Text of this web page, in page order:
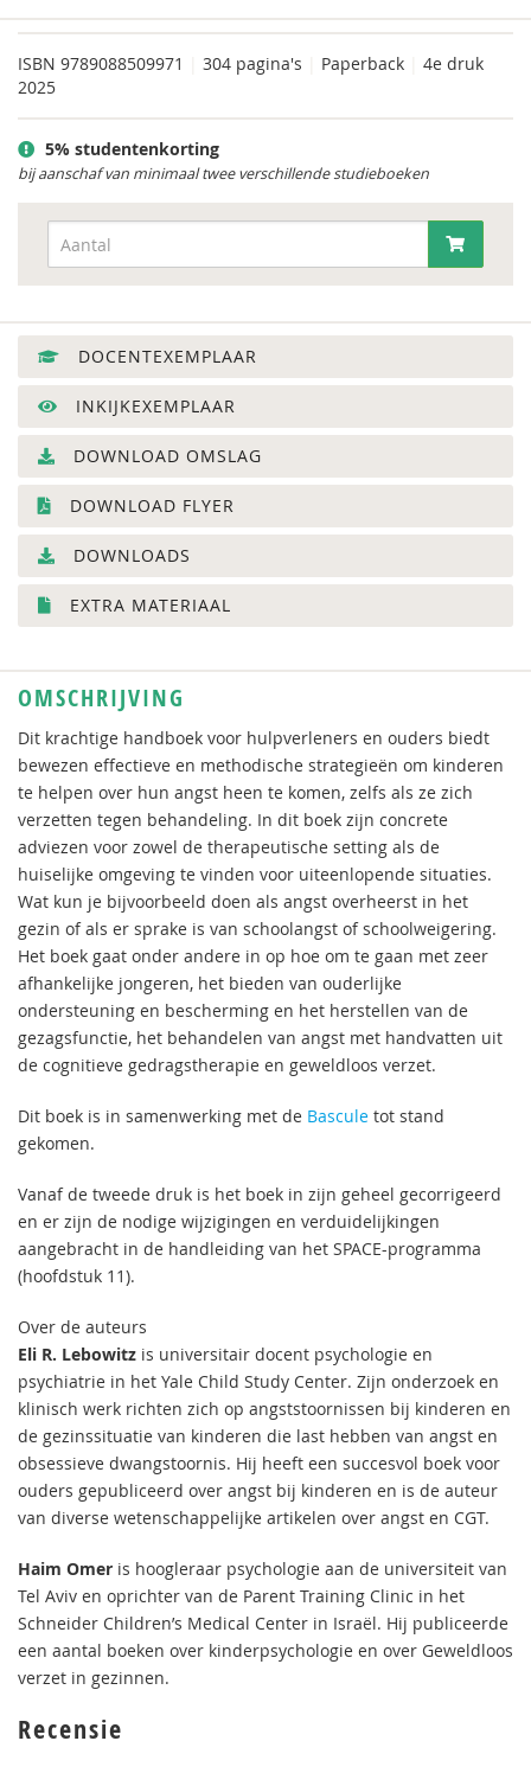
ISBN 9789088509971 304 pagina's Paperback
4e druk
2025
5% studentenkorting
bij aanschaf van minimaal twee verschillende studieboeken
DOCENTEXEMPLAAR
INKIJKEXEMPLAAR
DOWNLOAD OMSLAG
DOWNLOAD FLYER
DOWNLOADS
EXTRA MATERIAAL
OMSCHRIJVING
Dit krachtige handboek voor hulpverleners en ouders biedt
bewezen effectieve en methodische strategieën om kinderen
te helpen over hun angst heen te komen, zelfs als ze zich
verzetten tegen behandeling. In dit boek zijn concrete
adviezen voor zowel de therapeutische setting als de
huiselijke omgeving te vinden voor uiteenlopende situaties.
Wat kun je bijvoorbeeld doen als angst overheerst in het
gezin of als er sprake is van schoolangst of schoolweigering.
Het boek gaat onder andere in op hoe om te gaan met zeer
afhankelijke jongeren, het bieden van ouderlijke
ondersteuning en bescherming en het herstellen van de
gezagsfunctie, het behandelen van angst met handvatten uit
de cognitieve gedragstherapie en geweldloos verzet.
Dit boek is in samenwerking met de Bascule tot stand
gekomen.
Vanaf de tweede druk is het boek in zijn geheel gecorrigeerd
en er zijn de nodige wijzigingen en verduidelijkingen
aangebracht in de handleiding van het SPACE-programma
(hoofdstuk 11).
Over de auteurs
Eli R. Lebowitz is universitair docent psychologie en
psychiatrie in het Yale Child Study Center. Zijn onderzoek en
klinisch werk richten zich op angststoornissen bij kinderen en
de gezinssituatie van kinderen die last hebben van angst en
obsessieve dwangstoornis. Hij heeft een succesvol boek voor
ouders gepubliceerd over angst bij kinderen en is de auteur
van diverse wetenschappelijke artikelen over angst en CGT.
Haim Omer is hoogleraar psychologie aan de universiteit van
Tel Aviv en oprichter van de Parent Training Clinic in het
Schneider Children’s Medical Center in Israël. Hij publiceerde
een aantal boeken over kinderpsychologie en over Geweldloos
verzet in gezinnen.
Recensie